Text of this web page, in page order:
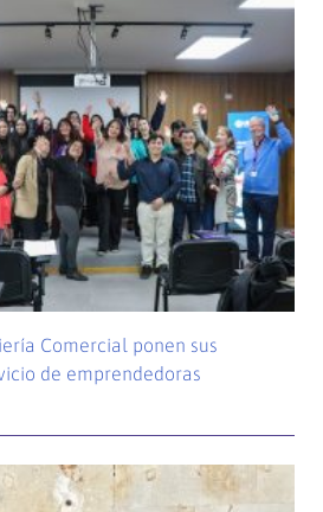
Comercial ponen sus
de emprendedoras